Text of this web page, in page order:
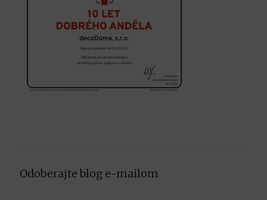
Odoberajte blog e-mailom